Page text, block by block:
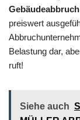
Gebäudeabbruch
preiswert
Belastung dar,
ruft!
Siehe auch